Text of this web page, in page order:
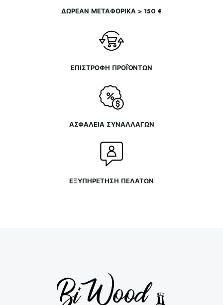
ΔΩΡΕΑΝ ΜΕΤΑΦΟΡΙΚΑ > 150 €
ΕΠΙΣΤΡΟΦΗ ΠΡΟΪΌΝΤΩΝ
ΑΣΦΑΛΕΙΑ ΣΥΝΑΛΛΑΓΩΝ
ΕΞΥΠΗΡΕΤΗΣΗ ΠΕΛΑΤΩΝ